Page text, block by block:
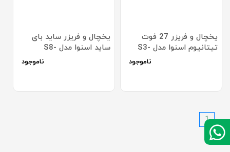
یخچال و فریزر 27 فوت
تیتانیوم اسنوا مدل S3-
ناموجود
یخچال و فریزر ساید بای
ساید اسنوا مدل S8-
ناموجود
1